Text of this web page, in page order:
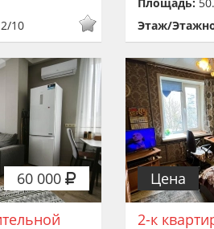
2/10 Этаж/
60 000 Цена
2-к